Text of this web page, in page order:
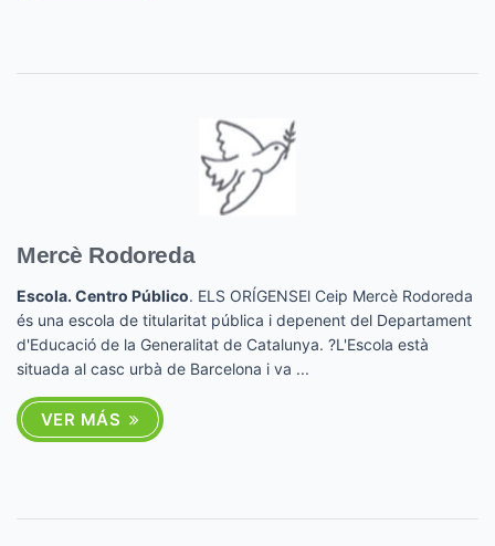
Mercè Rodoreda
Escola. Centro Público. ELS ORÍGENSEl Ceip Mercè Rodoreda
és una escola de titularitat pública i depenent del Departament
d'Educació de la Generalitat de Catalunya. ?L'Escola està
situada al casc urbà de Barcelona i va ...
VER MÁS